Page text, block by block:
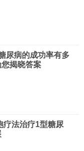
尿病的成功率有多
揭晓答案
疗法治疗1型糖尿